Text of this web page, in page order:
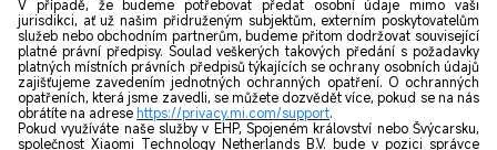
V případě, že budeme potřebovat předat osobní údaje mimo vaši
jurisdikci, ať už našim přidruženým subjektům, externím poskytovatelům
služeb nebo obchodním partnerům, budeme přitom dodržovat související
platné právní předpisy. Soulad veškerých takových předání s požadavky
platných místních právních předpisů týkajících se ochrany osobních údajů
zajišťujeme zavedením jednotných ochranných opatření. O ochranných
opatřeních, která jsme zavedli, se můžete dozvědět více, pokud se na nás
obrátíte na adrese https://privacy.mi.com/support.
Pokud využíváte naše služby v EHP, Spojeném království nebo Švýcarsku,
společnost Xiaomi Technology Netherlands B.V. bude v pozici správce